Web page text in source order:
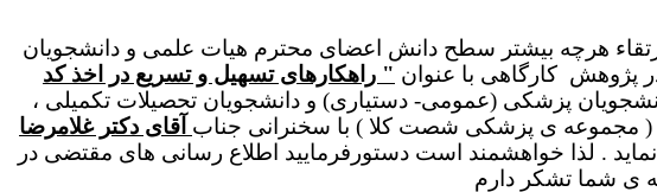
هرچه بیشتر سطح دانش اعضای محترم هیات علمی و دانشجویان
پژوهش کارگاهی با عنوان " راهکارهای تسهیل و تسریع در اخذ کد
پزشکی (عمومی- دستیاری) و دانشجویان تحصیلات تکمیلی ،
( مجموعه ی پزشکی شصت کلا ) با سخنرانی جناب آقای دکتر غلامرضا
. لذا خواهشمند است دستورفرمایید اطلاع رسانی های مقتضی در
ی شما تشکر دارم